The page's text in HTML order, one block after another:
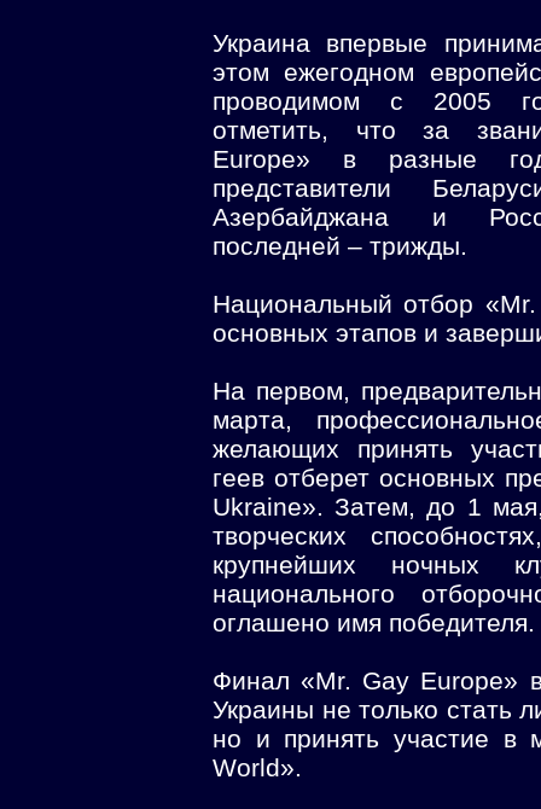
Украина впервые
этом ежегодном
проводимом с 2005
отметить, что за
Europe» в разные
представители
Азербайджана и
последней – трижды.
Национальный отбор
основных этапов и
На первом,
марта,
желающих принять
геев отберет основных
Ukraine». Затем, до 1
творческих
крупнейших ночных
национального
оглашено имя победителя.
Финал «Mr. Gay Europe»
Украины не только стать
но и принять участие в
World».